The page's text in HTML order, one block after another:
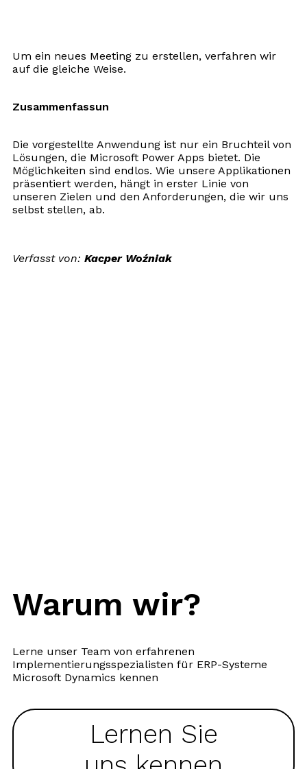
Um ein neues Meeting zu erstellen, verfahren wir
auf die gleiche Weise.
Zusammenfassun
Die vorgestellte Anwendung ist nur ein Bruchteil von
Lösungen, die Microsoft Power Apps bietet. Die
Möglichkeiten sind endlos. Wie unsere Applikationen
präsentiert werden, hängt in erster Linie von
unseren Zielen und den Anforderungen, die wir uns
selbst stellen, ab.
Verfasst von: Kacper Woźniak
Warum wir?
Lerne unser Team von erfahrenen
Implementierungsspezialisten für ERP-Systeme
Microsoft Dynamics kennen
Lernen Sie